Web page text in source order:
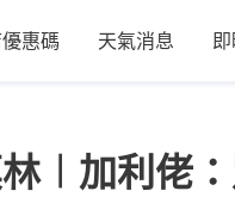
惠碼 天氣消息
︱加利佬